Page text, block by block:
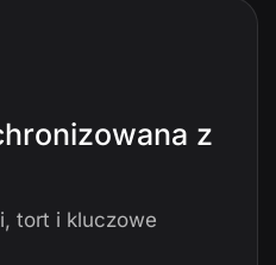
z
tort i kluczowe